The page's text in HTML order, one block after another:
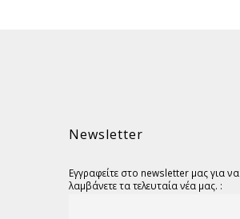
Newsletter
Εγγραφείτε στο newsletter μας για να
λαμβάνετε τα τελευταία νέα μας. :